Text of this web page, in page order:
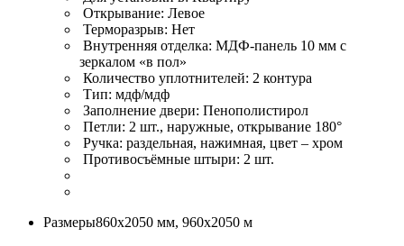
Открывание: Левое
Терморазрыв: Нет
Внутренняя отделка: МДФ-панель 10 мм с
зеркалом «в пол»
Количество уплотнителей: 2 контура
Тип: мдф/мдф
Заполнение двери: Пенополистирол
Петли: 2 шт., наружные, открывание 180°
Ручка: раздельная, нажимная, цвет – хром
Противосъёмные штыри: 2 шт.
Размеры860х2050 мм, 960х2050 м